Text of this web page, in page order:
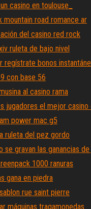
casino en toulouse_
mountain road romance ar
del casino red rock
ruleta de bajo nivel
regístrate bonos
con base 56
al casino rama
jugadores el mejor casino
power mac g5
ruleta del pez gordo
se gravan las ganancias
1000 ranuras
gana en piedra
rue saint pierre
máquinas tragamonedas